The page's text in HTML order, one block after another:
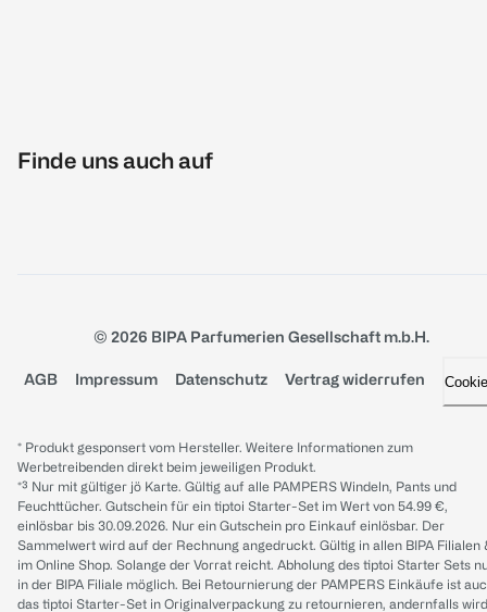
Finde uns auch auf
© 2026 BIPA Parfumerien Gesellschaft m.b.H.
AGB Impressum Datenschutz Vertrag widerrufen
* Produkt gesponsert vom Hersteller. Weitere Informationen zum
Werbetreibenden direkt beim jeweiligen Produkt.
*³ Nur mit gültiger jö Karte. Gültig auf alle PAMPERS Windeln, Pants und
Feuchttücher. Gutschein für ein tiptoi Starter-Set im Wert von 54.99 €,
einlösbar bis 30.09.2026. Nur ein Gutschein pro Einkauf einlösbar. Der
Sammelwert wird auf der Rechnung angedruckt. Gültig in allen BIPA Filialen
im Online Shop. Solange der Vorrat reicht. Abholung des tiptoi Starter Sets
in der BIPA Filiale möglich. Bei Retournierung der PAMPERS Einkäufe ist
das tiptoi Starter-Set in Originalverpackung zu retournieren, andernfalls wird